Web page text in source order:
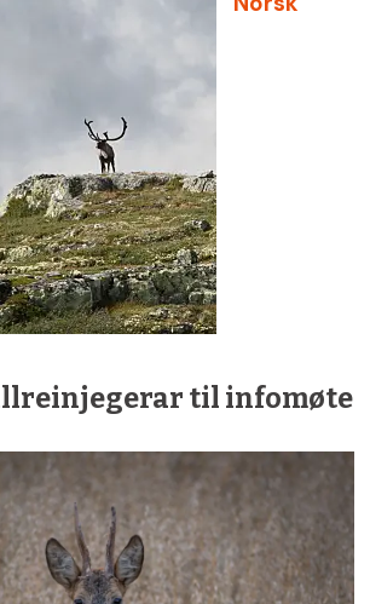
til infomøte